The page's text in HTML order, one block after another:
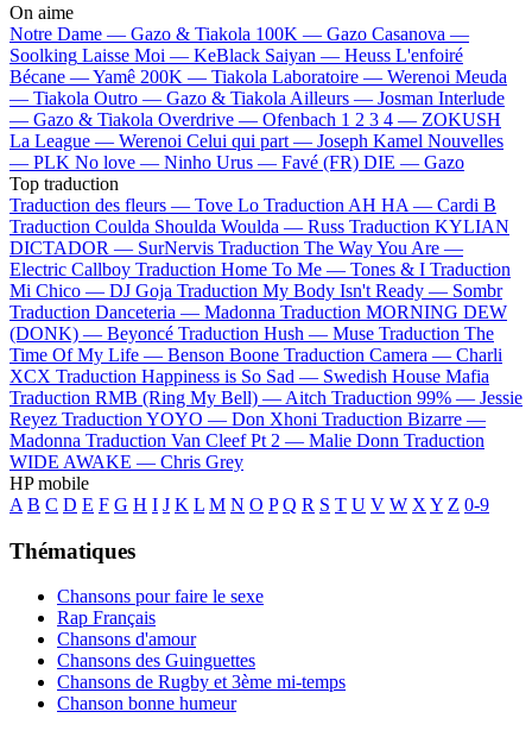
On aime
Notre Dame — Gazo & Tiakola 100K — Gazo Casanova —
Soolking Laisse Moi — KeBlack Saiyan — Heuss L'enfoiré
Bécane —Yamê 200K — Tiakola Laboratoire — Werenoi Meuda
— Tiakola Outro — Gazo & Tiakola Ailleurs — Josman Interlude
— Gazo & Tiakola Overdrive — Ofenbach 1 2 3 4 — ZOKUSH
La League — Werenoi Celui qui part — Joseph Kamel Nouvelles
— PLK No love — Ninho Urus — Favé (FR) DIE — Gazo
Top traduction
Traduction des fleurs — Tove Lo Traduction AH HA — Cardi B
Traduction Coulda Shoulda Woulda — Russ Traduction KYLIAN
DICTADOR — SurNervis Traduction The Way You Are —
Electric Callboy Traduction Home To Me — Tones & I Traduction
Mi Chico — DJ Goja Traduction My Body Isn't Ready — Sombr
Traduction Danceteria — Madonna Traduction MORNING DEW
(DONK) — Beyoncé Traduction Hush — Muse Traduction The
Time Of My Life — Benson Boone Traduction Camera — Charli
XCX Traduction Happiness is So Sad — Swedish House Mafia
Traduction RMB (Ring My Bell) — Aitch Traduction 99% — Jessie
Reyez Traduction YOYO — Don Xhoni Traduction Bizarre —
Madonna Traduction Van Cleef Pt 2 — Malie Donn Traduction
WIDE AWAKE — Chris Grey
HP mobile
A B C D E F G H I J K L M N O P Q R S T U V W X Y Z 0-9
Thématiques
Chansons pour faire le sexe
Rap Français
Chansons d'amour
Chansons des Guinguettes
Chansons de Rugby et 3ème mi-temps
Chanson bonne humeur